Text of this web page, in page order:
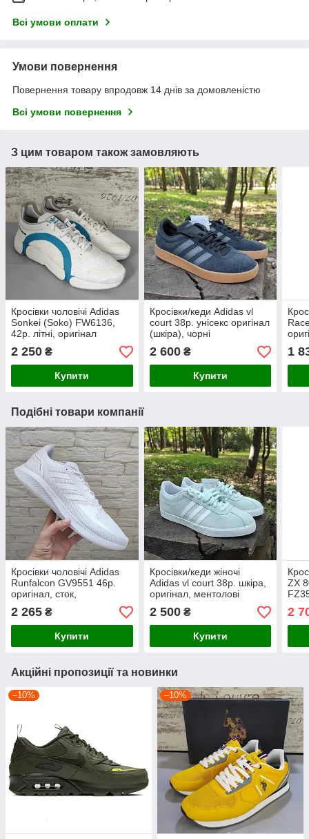
Всі умови оплати
Умови повернення
Повернення товару впродовж 14 днів за домовленістю
Всі умови повернення
З цим товаром також замовляють
Кросівки чоловічі Adidas
Sonkei (Soko) FW6136,
42р. літні, оригінал
2 250 ₴
Купити
Кросівки/кеди Adidas vl
court 38р. унісекс оригінал
(шкіра), чорні
2 600₴
Купити
1
Подібні товари компанії
Кросівки чоловічі Adidas
Runfalcon GV9551 46р.
оригінал, сток,
2 265 ₴
Купити
Кросівки/кеди жіночі
Adidas vl court 38р. шкіра,
оригінал, ментолові
2 500₴
Купити
ZX
2
Акційні пропозиції та новинки
–10% –10%